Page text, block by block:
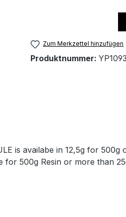
Zum Merkzettel hinzufügen
Produktnummer:
is availabe in 12,5g for 500g
for 500g Resin or more than